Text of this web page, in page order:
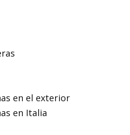
en el exterior
en Italia